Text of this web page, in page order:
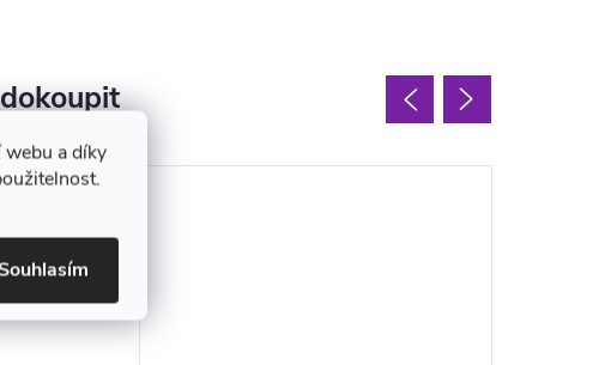
a díky
Souhlasím